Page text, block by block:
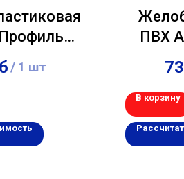
Белый
/ 1 шт
ПВХ
В корзину